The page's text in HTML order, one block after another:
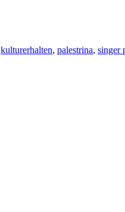
kulturerhalten, palestrina, singer